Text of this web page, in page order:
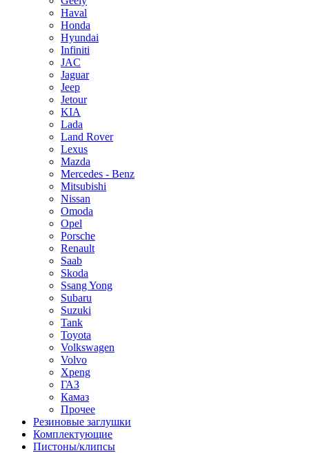
Haval
Honda
Hyundai
Infiniti
JAC
Jaguar
Jeep
Jetour
KIA
Lada
Land Rover
Lexus
Mazda
Mercedes - Benz
Mitsubishi
Nissan
Omoda
Opel
Porsche
Renault
Saab
Skoda
Ssang Yong
Subaru
Suzuki
Tank
Toyota
Volkswagen
Volvo
Xpeng
ГАЗ
Камаз
Прочее
Резиновые заглушки
Комплектующие
Пистоны/клипсы